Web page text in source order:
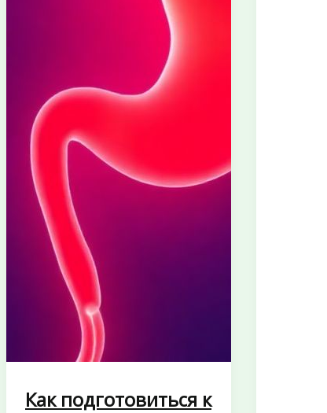
Как подготовиться к